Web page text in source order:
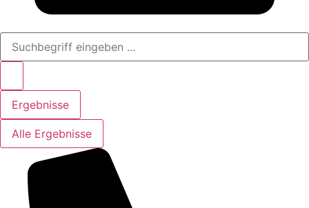
Search
Ergebnisse
Alle Ergebnisse